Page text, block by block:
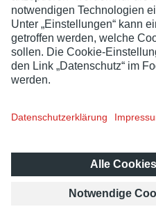
Ab 18! Glücksspiel
lotto-bw.de